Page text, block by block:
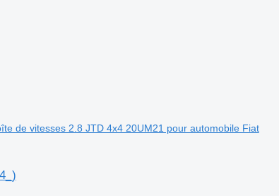
de vitesses 2.8 JTD 4x4 20UM21 pour automobile Fiat